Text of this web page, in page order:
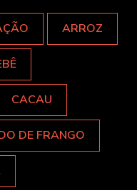
ARROZ
CACAU
DE FRANGO